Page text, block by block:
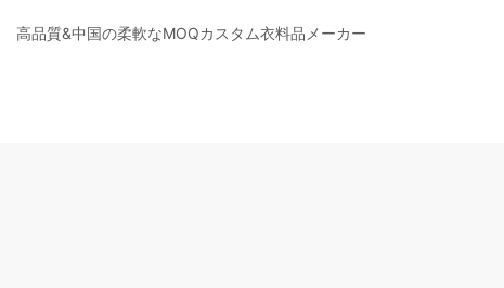
高品質&中国の柔軟なMOQカスタム衣料品メーカー